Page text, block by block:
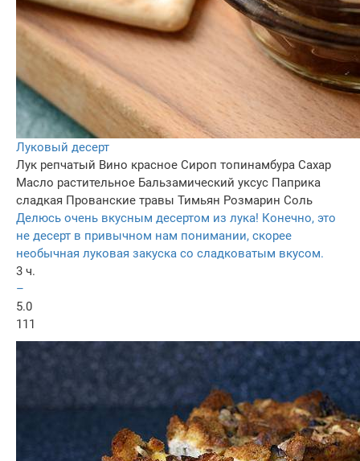
Луковый десерт
Лук репчатый Вино красное Сироп топинамбура Сахар
Масло растительное Бальзамический уксус Паприка
сладкая Прованские травы Тимьян Розмарин Соль
Делюсь очень вкусным десертом из лука! Конечно, это
не десерт в привычном нам понимании, скорее
необычная луковая закуска со сладковатым вкусом.
3 ч.
–
5.0
111